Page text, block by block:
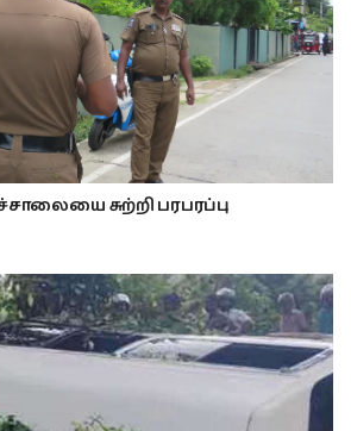
சுற்றி பரபரப்பு